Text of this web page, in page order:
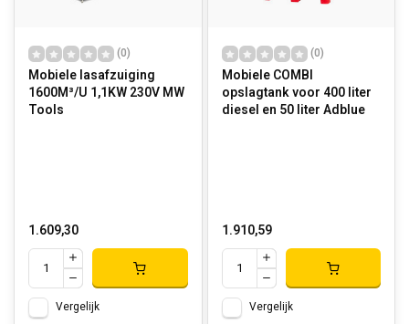
(0)
Mobiele lasafzuiging
1600M³/U 1,1KW 230V MW
Tools
1.609,30
Vergelijk
(0)
Mobiele COMBI
opslagtank voor 400 liter
diesel en 50 liter Adblue
1.910,59
Vergelijk